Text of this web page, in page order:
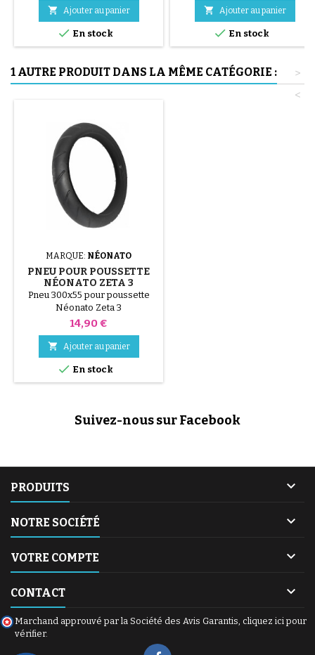
 Ajouter au panier
 En stock
acier ( gris ) Le montage du
uniquement à la main, cela évite
de percer la chambre à air.
 Ajouter au panier
 En stock
1 AUTRE PRODUIT DANS LA MÊME CATÉGORIE :
>
<
MARQUE: NÉONATO
PNEU POUR POUSSETTE
NÉONATO ZETA 3
Pneu 300x55 pour poussette
Néonato Zeta 3
Prix
14,90 €
 Ajouter au panier
 En stock
Suivez-nous sur Facebook
PRODUITS 
NOTRE SOCIÉTÉ 
VOTRE COMPTE 
CONTACT 
Marchand approuvé par la Société des Avis Garantis, cliquez ici pour
vérifier.